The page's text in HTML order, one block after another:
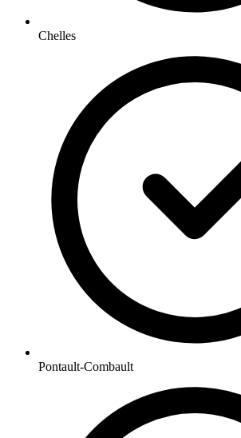
Chelles
Pontault-Combault